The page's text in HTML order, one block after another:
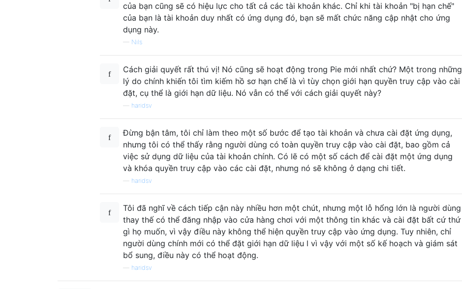
của bạn cũng sẽ có hiệu lực cho tất cả các tài khoản khác. Chỉ khi tài khoản "bị hạn chế"
của bạn là tài khoản duy nhất có ứng dụng đó, bạn sẽ mất chức năng cập nhật cho ứng
dụng này.
— Nils
Cách giải quyết rất thú vị! Nó cũng sẽ hoạt động trong Pie mới nhất chứ? Một trong những
lý do chính khiến tôi tìm kiếm hồ sơ hạn chế là vì tùy chọn giới hạn quyền truy cập vào cài
đặt, cụ thể là giới hạn dữ liệu. Nó vẫn có thể với cách giải quyết này?
haridsv
Đừng bận tâm, tôi chỉ làm theo một số bước để tạo tài khoản và chưa cài đặt ứng dụng,
nhưng tôi có thể thấy rằng người dùng có toàn quyền truy cập vào cài đặt, bao gồm cả
việc sử dụng dữ liệu của tài khoản chính. Có lẽ có một số cách để cài đặt một ứng dụng
và khóa quyền truy cập vào các cài đặt, nhưng nó sẽ không ở dạng chi tiết.
haridsv
Tôi đã nghĩ về cách tiếp cận này nhiều hơn một chút, nhưng một lỗ hổng lớn là người dùng
thay thế có thể đăng nhập vào cửa hàng chơi với một thông tin khác và cài đặt bất cứ thứ
gì họ muốn, vì vậy điều này không thể hiện quyền truy cập vào ứng dụng. Tuy nhiên, chỉ
người dùng chính mới có thể đặt giới hạn dữ liệu l vì vậy với một số kế hoạch và giám sát
bổ sung, điều này có thể hoạt động.
haridsv